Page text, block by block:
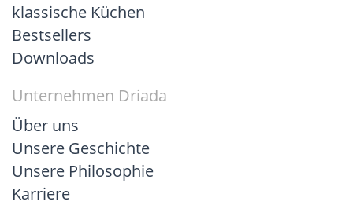
klassische Küchen
Bestsellers
Downloads
Unternehmen Driada
Über uns
Unsere Geschichte
Unsere Philosophie
Karriere